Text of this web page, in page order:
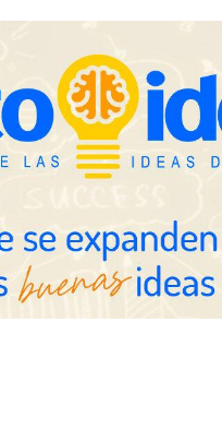
NOVA: innovación y
transforman espacios
de Tormo Franquicias